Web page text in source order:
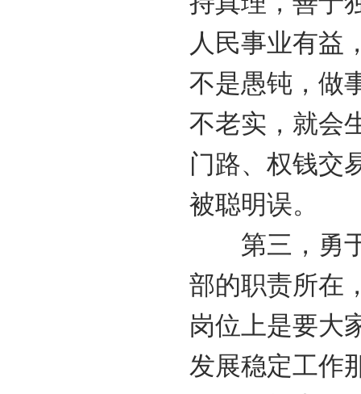
人民事业有益
不是愚钝，做
不老实，就会
门路、权钱交
被聪明误。
第三，勇于
部的职责所在
岗位上是要大
发展稳定工作